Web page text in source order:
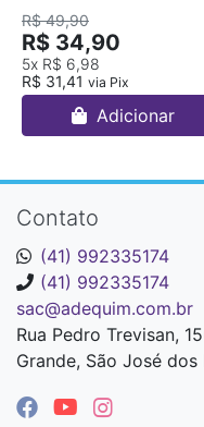
R$ 49,90
R$ 34,90
5x R$ 6,98
R$ 31,41 via Pix
Adicionar
Contato
(41) 992335174
(41) 992335174
sac@adequim.com.br
Rua Pedro Trevisan,
Grande, São José dos